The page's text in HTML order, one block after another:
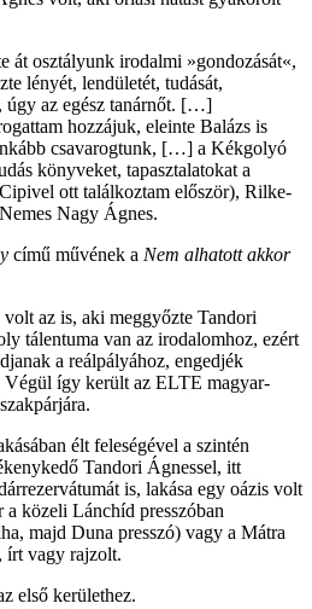
át osztályunk irodalmi »gondozását«,
lényét, lendületét, tudását,
úgy az egész tanárnőt. […]
hozzájuk, eleinte Balázs is
csavarogtunk, […] a Kékgolyó
könyveket, tapasztalatokat a
ott találkoztam először), Rilke-
Nagy Ágnes.
című művének a Nem alhatott akkor
az is, aki meggyőzte Tandori
tálentuma van az irodalomhoz, ezért
a reálpályához, engedjék
így került az ELTE magyar-
élt feleségével a szintén
Tandori Ágnessel, itt
is, lakása egy oázis volt
a közeli Lánchíd presszóban
majd Duna presszó) vagy a Mátra
írt vagy rajzolt.
első kerülethez.